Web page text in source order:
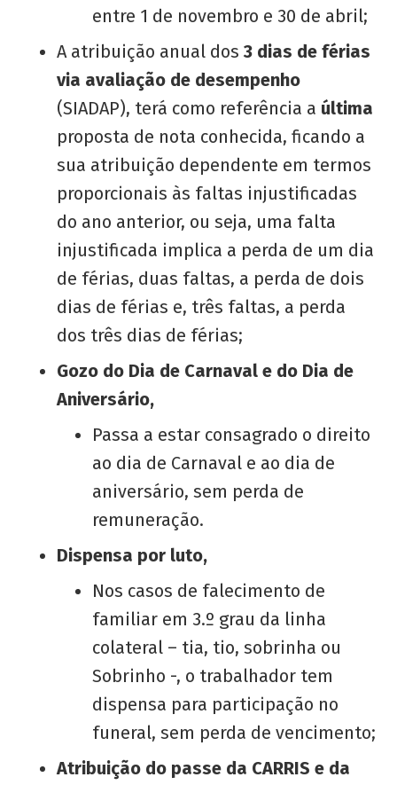
entre 1 de novembro e 30 de abril;
A atribuição anual dos 3 dias de férias
via avaliação de desempenho
(SIADAP), terá como referência a última
proposta de nota conhecida, ficando a
sua atribuição dependente em termos
proporcionais às faltas injustificadas
do ano anterior, ou seja, uma falta
injustificada implica a perda de um dia
de férias, duas faltas, a perda de dois
dias de férias e, três faltas, a perda
dos três dias de férias;
Gozo do Dia de Carnaval e do Dia de
Aniversário,
Passa a estar consagrado o direito
ao dia de Carnaval e ao dia de
aniversário, sem perda de
remuneração.
Dispensa por luto,
Nos casos de falecimento de
familiar em 3.º grau da linha
colateral – tia, tio, sobrinha ou
Sobrinho -, o trabalhador tem
dispensa para participação no
funeral, sem perda de vencimento;
Atribuição do passe da CARRIS e da